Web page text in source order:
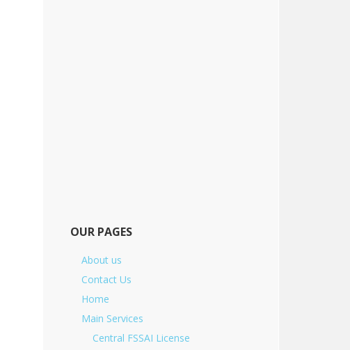
OUR PAGES
About us
Contact Us
Home
Main Services
Central FSSAI License